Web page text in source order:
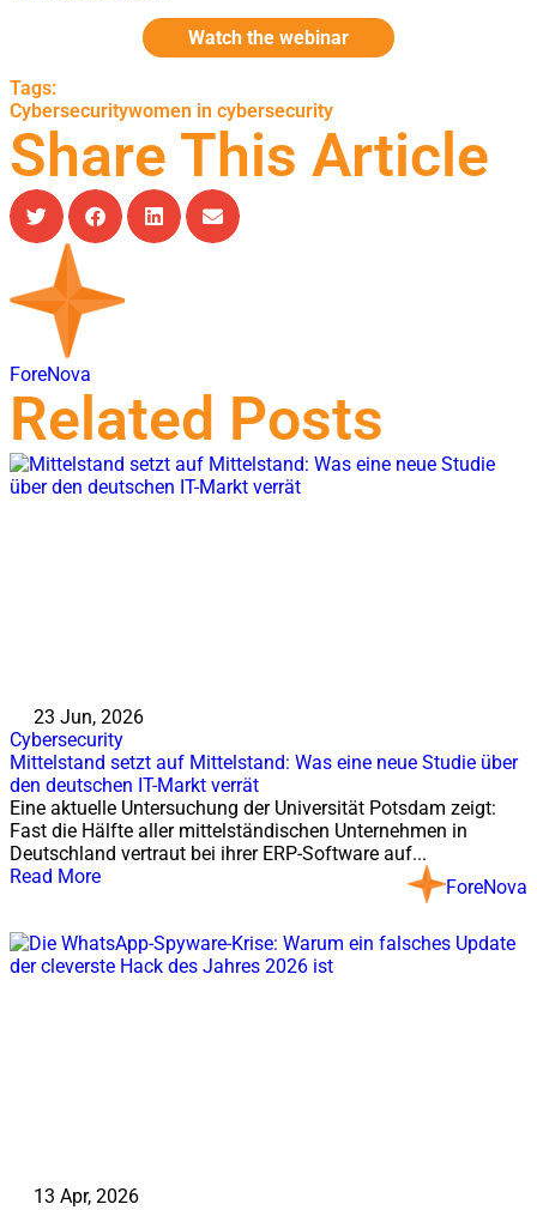
Watch the webinar
Tags:
Cybersecuritywomen in cybersecurity
Share This Article
ForeNova
Related Posts
23 Jun, 2026
Cybersecurity
Mittelstand setzt auf Mittelstand: Was eine neue Studie über
den deutschen IT-Markt verrät
Eine aktuelle Untersuchung der Universität Potsdam zeigt:
Fast die Hälfte aller mittelständischen Unternehmen in
Deutschland vertraut bei ihrer ERP-Software auf...
Read More
ForeNova
13 Apr, 2026